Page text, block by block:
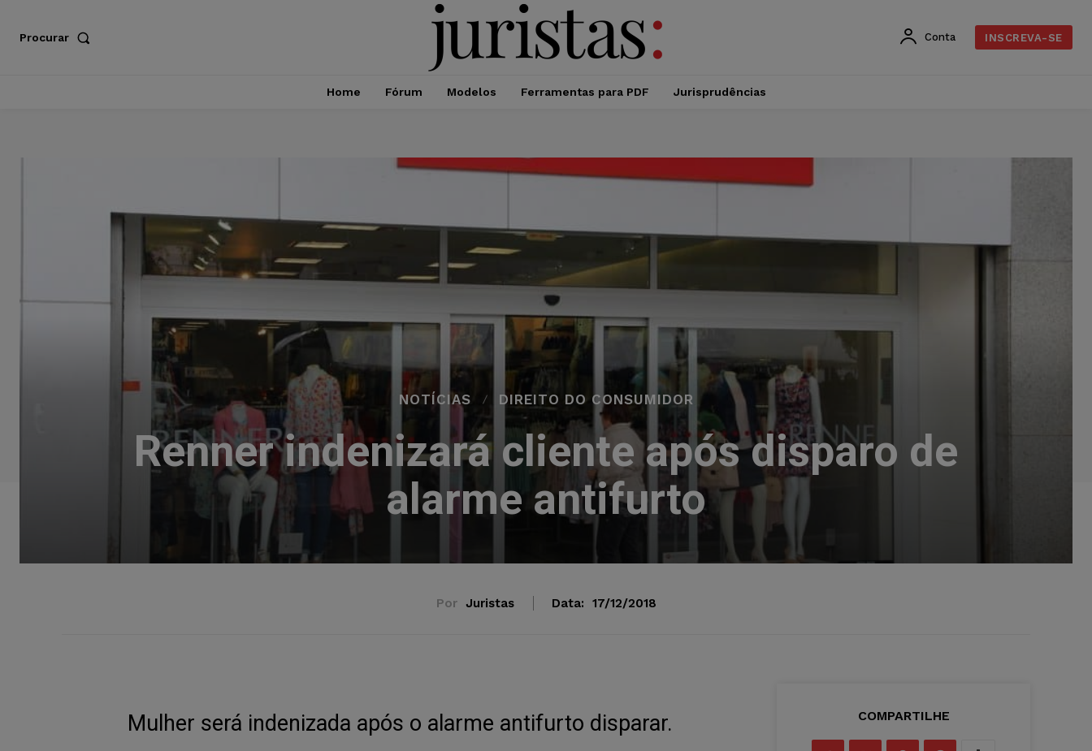
Procurar Conta INSCREVA-SE
Home Fórum Modelos Ferramentas para PDF Jurisprudências
NOTÍCIAS DIREITO DO CONSUMIDOR
Renner indenizará cliente após disparo de
alarme antifurto
Por Juristas Data: 17/12/2018
Mulher será indenizada após o alarme antifurto disparar. COMPARTILHE